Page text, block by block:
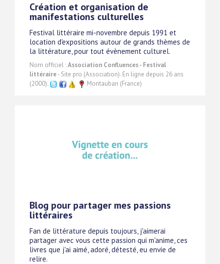
Création et organisation de
manifestations culturelles
Festival littéraire mi-novembre depuis 1991 et
location d'expositions autour de grands thèmes de
la littérature, pour tout évènement culturel.
Nom officiel :Association Confluences - Festival
littéraire- Site pro (Association). En ligne depuis 26 ans
(2000).
Montauban (France)
Blog pour partager mes passions
littéraires
Fan de littérature depuis toujours, j'aimerai
partager avec vous cette passion qui m'anime, ces
livres que j'ai aimé, adoré, détesté, eu envie de
relire.